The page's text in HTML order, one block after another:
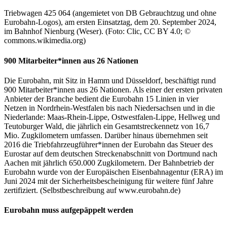
Triebwagen 425 064 (angemietet von DB Gebrauchtzug und ohne
Eurobahn-Logos), am ersten Einsatztag, dem 20. September 2024,
im Bahnhof Nienburg (Weser). (Foto: Clic, CC BY 4.0; ©
commons.wikimedia.org)
900 Mitarbeiter*innen aus 26 Nationen
Die Eurobahn, mit Sitz in Hamm und Düsseldorf, beschäftigt rund
900 Mitarbeiter*innen aus 26 Nationen. Als einer der ersten privaten
Anbieter der Branche bedient die Eurobahn 15 Linien in vier
Netzen in Nordrhein-Westfalen bis nach Niedersachsen und in die
Niederlande: Maas-Rhein-Lippe, Ostwestfalen-Lippe, Hellweg und
Teutoburger Wald, die jährlich ein Gesamtstreckennetz von 16,7
Mio. Zugkilometern umfassen. Darüber hinaus übernehmen seit
2016 die Triebfahrzeugführer*innen der Eurobahn das Steuer des
Eurostar auf dem deutschen Streckenabschnitt von Dortmund nach
Aachen mit jährlich 650.000 Zugkilometern. Der Bahnbetrieb der
Eurobahn wurde von der Europäischen Eisenbahnagentur (ERA) im
Juni 2024 mit der Sicherheitsbescheinigung für weitere fünf Jahre
zertifiziert. (Selbstbeschreibung auf www.eurobahn.de)
Eurobahn muss aufgepäppelt werden